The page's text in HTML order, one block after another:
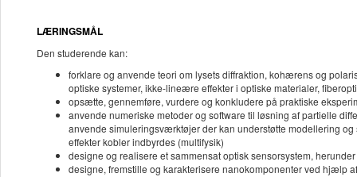
LÆRINGSMÅL
Den studerende kan:
forklare og anvende teori om lysets diffraktion, kohærens og
optiske systemer, ikke-lineære effekter i optiske materialer,
opsætte, gennemføre, vurdere og konkludere på praktiske
anvende numeriske metoder og software til løsning af partielle
anvende simuleringsværktøjer der kan understøtte modellering
effekter kobler indbyrdes (multifysik)
designe og realisere et sammensat optisk sensorsystem,
designe, fremstille og karakterisere nanokomponenter ved hjælp